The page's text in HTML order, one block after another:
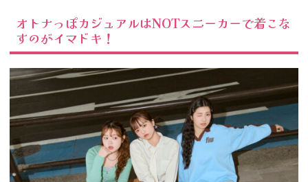
デに盛るのがル
ール☆
03. 引き続き人気
足元をクロック
スが春のキブ
ン！
04. 最新トレンド
のブロケットコ
アはスポ感のあ
るクロックスと
オトナっぽカジュアルはNOTスニーカーで着こな
すのがイマドキ！